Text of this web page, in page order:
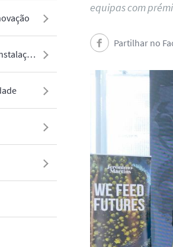
Laboratórios e Instalações
equipas com
Partilhar no